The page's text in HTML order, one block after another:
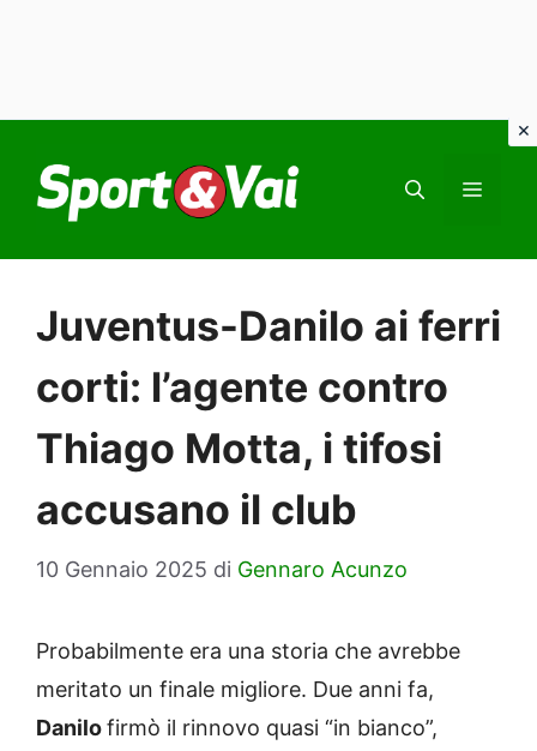
contenuto
Juventus-Danilo ai ferri
corti: l’agente contro
Thiago Motta, i tifosi
accusano il club
10 Gennaio 2025 di Gennaro Acunzo
Probabilmente era una storia che avrebbe
meritato un finale migliore. Due anni fa,
Danilofirmò il rinnovo quasi “in bianco”,